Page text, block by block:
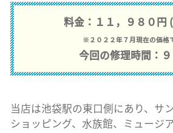
料金：１１，９８０円
※２０２２年７月現在の価格
今回の修理時間：
当店は池袋駅の東口側にあり、サ
ショッピング、水族館、ミュージア